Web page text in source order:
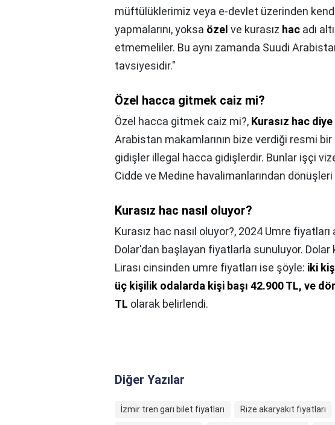
müftülüklerimiz veya e-devlet üzerinden
yapmalarını, yoksa özel ve kurasız hac adı
etmemeliler. Bu aynı zamanda Suudi
tavsiyesidir."
Özel hacca gitmek caiz mi?
Özel hacca gitmek caiz mi?, Kurasız hac
Arabistan makamlarının bize verdiği resmi bir
gidişler illegal hacca gidişlerdir. Bunlar işçi
Cidde ve Medine havalimanlarından dönüşleri
Kurasız hac nasıl oluyor?
Kurasız hac nasıl oluyor?, 2024 Umre fiyatları
Dolar'dan başlayan fiyatlarla sunuluyor. Dolar
Lirası cinsinden umre fiyatları ise şöyle: iki
üç kişilik odalarda kişi başı 42.900 TL, ve
TL olarak belirlendi.
Diğer Yazılar
İzmir tren garı bilet fiyatları Rize akaryakıt fiyatları